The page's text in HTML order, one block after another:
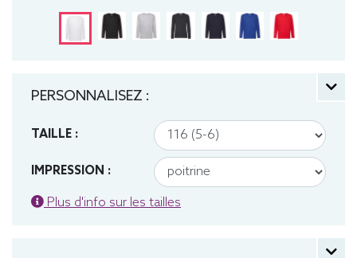
PERSONNALISEZ :
TAILLE :
IMPRESSION :
Plus d'info sur les tailles